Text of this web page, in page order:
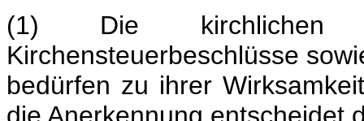
(1) Die kirchlichen
Kirchensteuerbeschlüsse
bedürfen zu ihrer